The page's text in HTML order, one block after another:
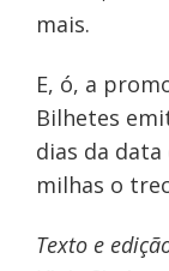
mais.
E, ó, a
Bilhetes
dias da
milhas o
Texto e